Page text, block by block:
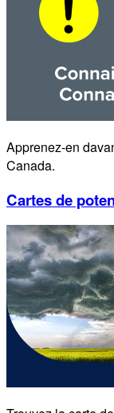
Apprenez-en
Canada.
Cartes de